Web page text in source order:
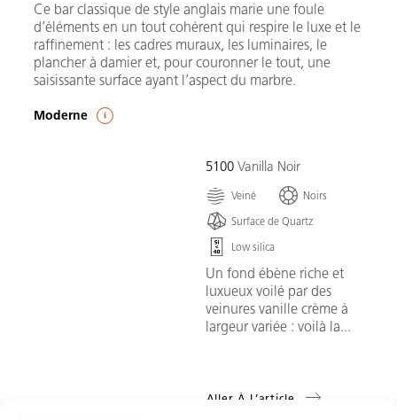
Ce bar classique de style anglais marie une foule
d’éléments en un tout cohérent qui respire le luxe et le
raffinement : les cadres muraux, les luminaires, le
plancher à damier et, pour couronner le tout, une
saisissante surface ayant l’aspect du marbre.
Moderne
5100 Vanilla Noir
Veiné
Noirs
Surface de Quartz
Low silica
Un fond ébène riche et
luxueux voilé par des
veinures vanille crème à
largeur variée : voilà la...
Aller À L’article